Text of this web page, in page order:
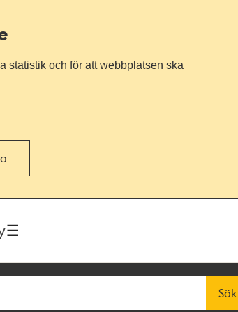
statistik och för att webbplatsen ska
Sök